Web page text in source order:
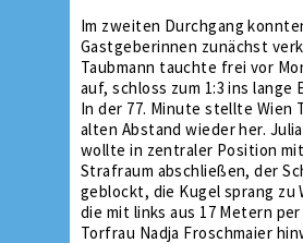
Im zweiten Durchgang
Gastgeberinnen zunächst
Taubmann tauchte frei vor
auf, schloss zum 1:3 ins lange
In der 77. Minute stellte Wien
alten Abstand wieder her.
wollte in zentraler Position
Strafraum abschließen, der
geblockt, die Kugel sprang zu
die mit links aus 17 Metern
Torfrau Nadja Froschmaier